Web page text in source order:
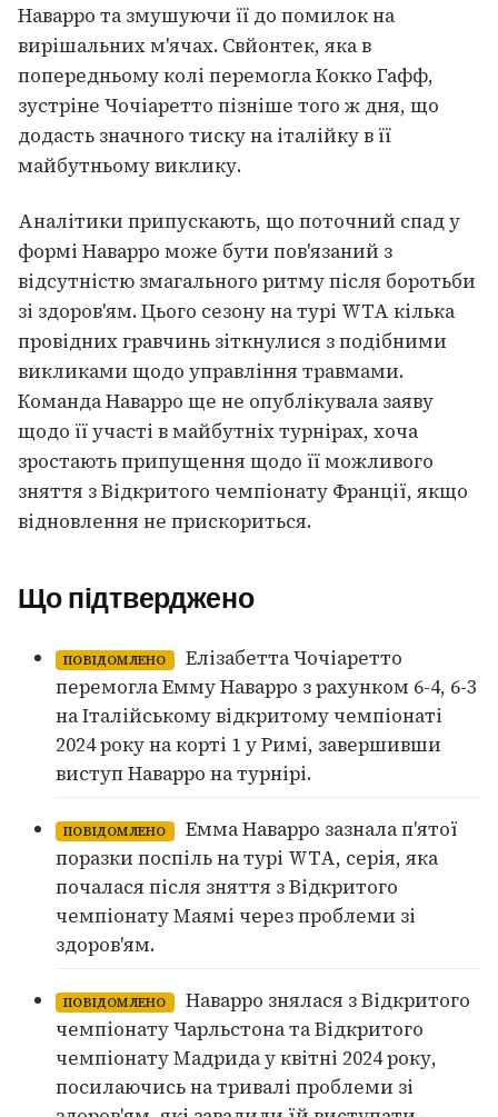
Наварро та змушуючи її до помилок на
вирішальних м'ячах. Свйонтек, яка в
попередньому колі перемогла Кокко Гафф,
зустріне Чочіаретто пізніше того ж дня, що
додасть значного тиску на італійку в її
майбутньому виклику.
Аналітики припускають, що поточний спад у
формі Наварро може бути пов'язаний з
відсутністю змагального ритму після боротьби
зі здоров'ям. Цього сезону на турі WTA кілька
провідних гравчинь зіткнулися з подібними
викликами щодо управління травмами.
Команда Наварро ще не опублікувала заяву
щодо її участі в майбутніх турнірах, хоча
зростають припущення щодо її можливого
зняття з Відкритого чемпіонату Франції, якщо
відновлення не прискориться.
Що підтверджено
ПОВІДОМЛЕНО
Елізабетта Чочіаретто
перемогла Емму Наварро з рахунком 6-4, 6-3
на Італійському відкритому чемпіонаті
2024 року на корті 1 у Римі, завершивши
виступ Наварро на турнірі.
ПОВІДОМЛЕНО
Емма Наварро зазнала п'ятої
поразки поспіль на турі WTA, серія, яка
почалася після зняття з Відкритого
чемпіонату Маямі через проблеми зі
здоров'ям.
ПОВІДОМЛЕНО
Наварро знялася з Відкритого
чемпіонату Чарльстона та Відкритого
чемпіонату Мадрида у квітні 2024 року,
посилаючись на тривалі проблеми зі